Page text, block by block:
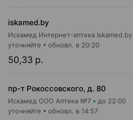
iskamed.by
Искамед Интернет-аптека Iskamed.by
50,33 р.
уточняйте обновл. в 20:20
пр-т Рокоссовского, д. 80
Искамед ООО Аптека №7 до 22:00
уточняйте обновл. в 14:57